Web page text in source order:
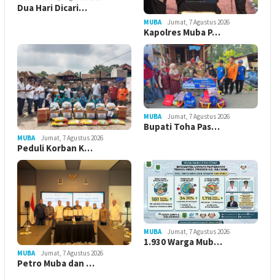
Dua Hari Dicari…
MUBA Jumat, 7 Agustus 2026
Kapolres Muba P…
MUBA Jumat, 7 Agustus 2026
Peduli Korban K…
MUBA Jumat, 7 Agustus 2026
Bupati Toha Pas…
MUBA Jumat, 7 Agustus 2026
Petro Muba dan …
MUBA Jumat, 7 Agustus 2026
1.930 Warga Mub…